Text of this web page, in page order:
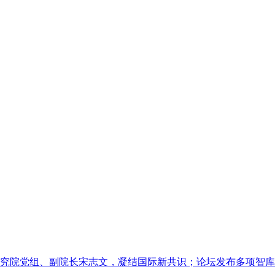
院党组、副院长宋志文，凝结国际新共识；论坛发布多项智